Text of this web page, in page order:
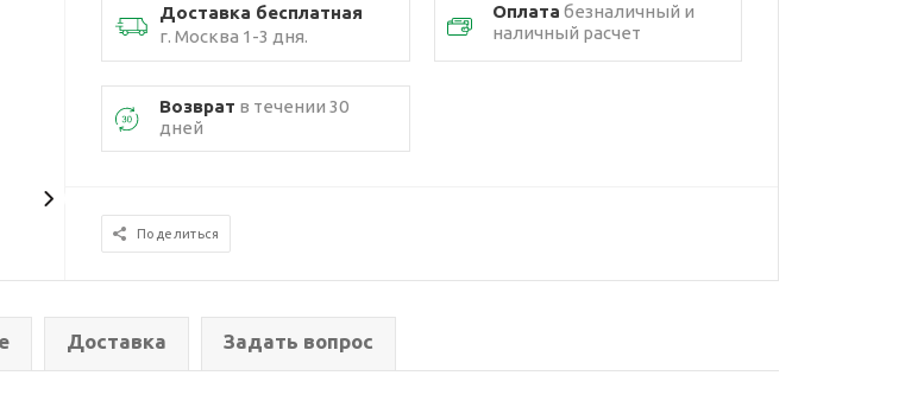
Доставка бесплатная
г. Москва 1-3 дня.
Оплата безналичный и
наличный расчет
Возврат в течении 30
дней
Поделиться
Доставка Задать вопрос